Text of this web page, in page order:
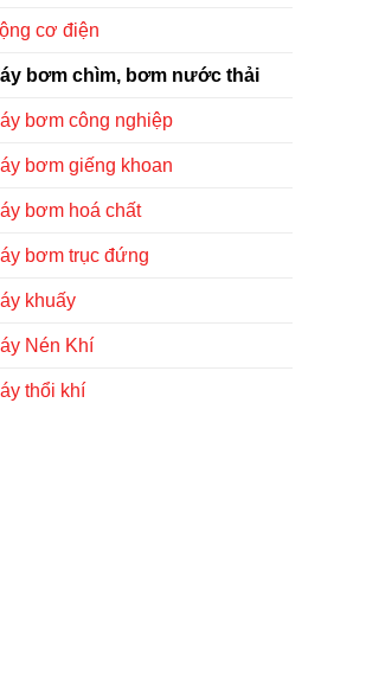
cơ điện
bơm chìm, bơm nước thải
bơm công nghiệp
bơm giếng khoan
bơm hoá chất
bơm trục đứng
khuấy
Nén Khí
thổi khí